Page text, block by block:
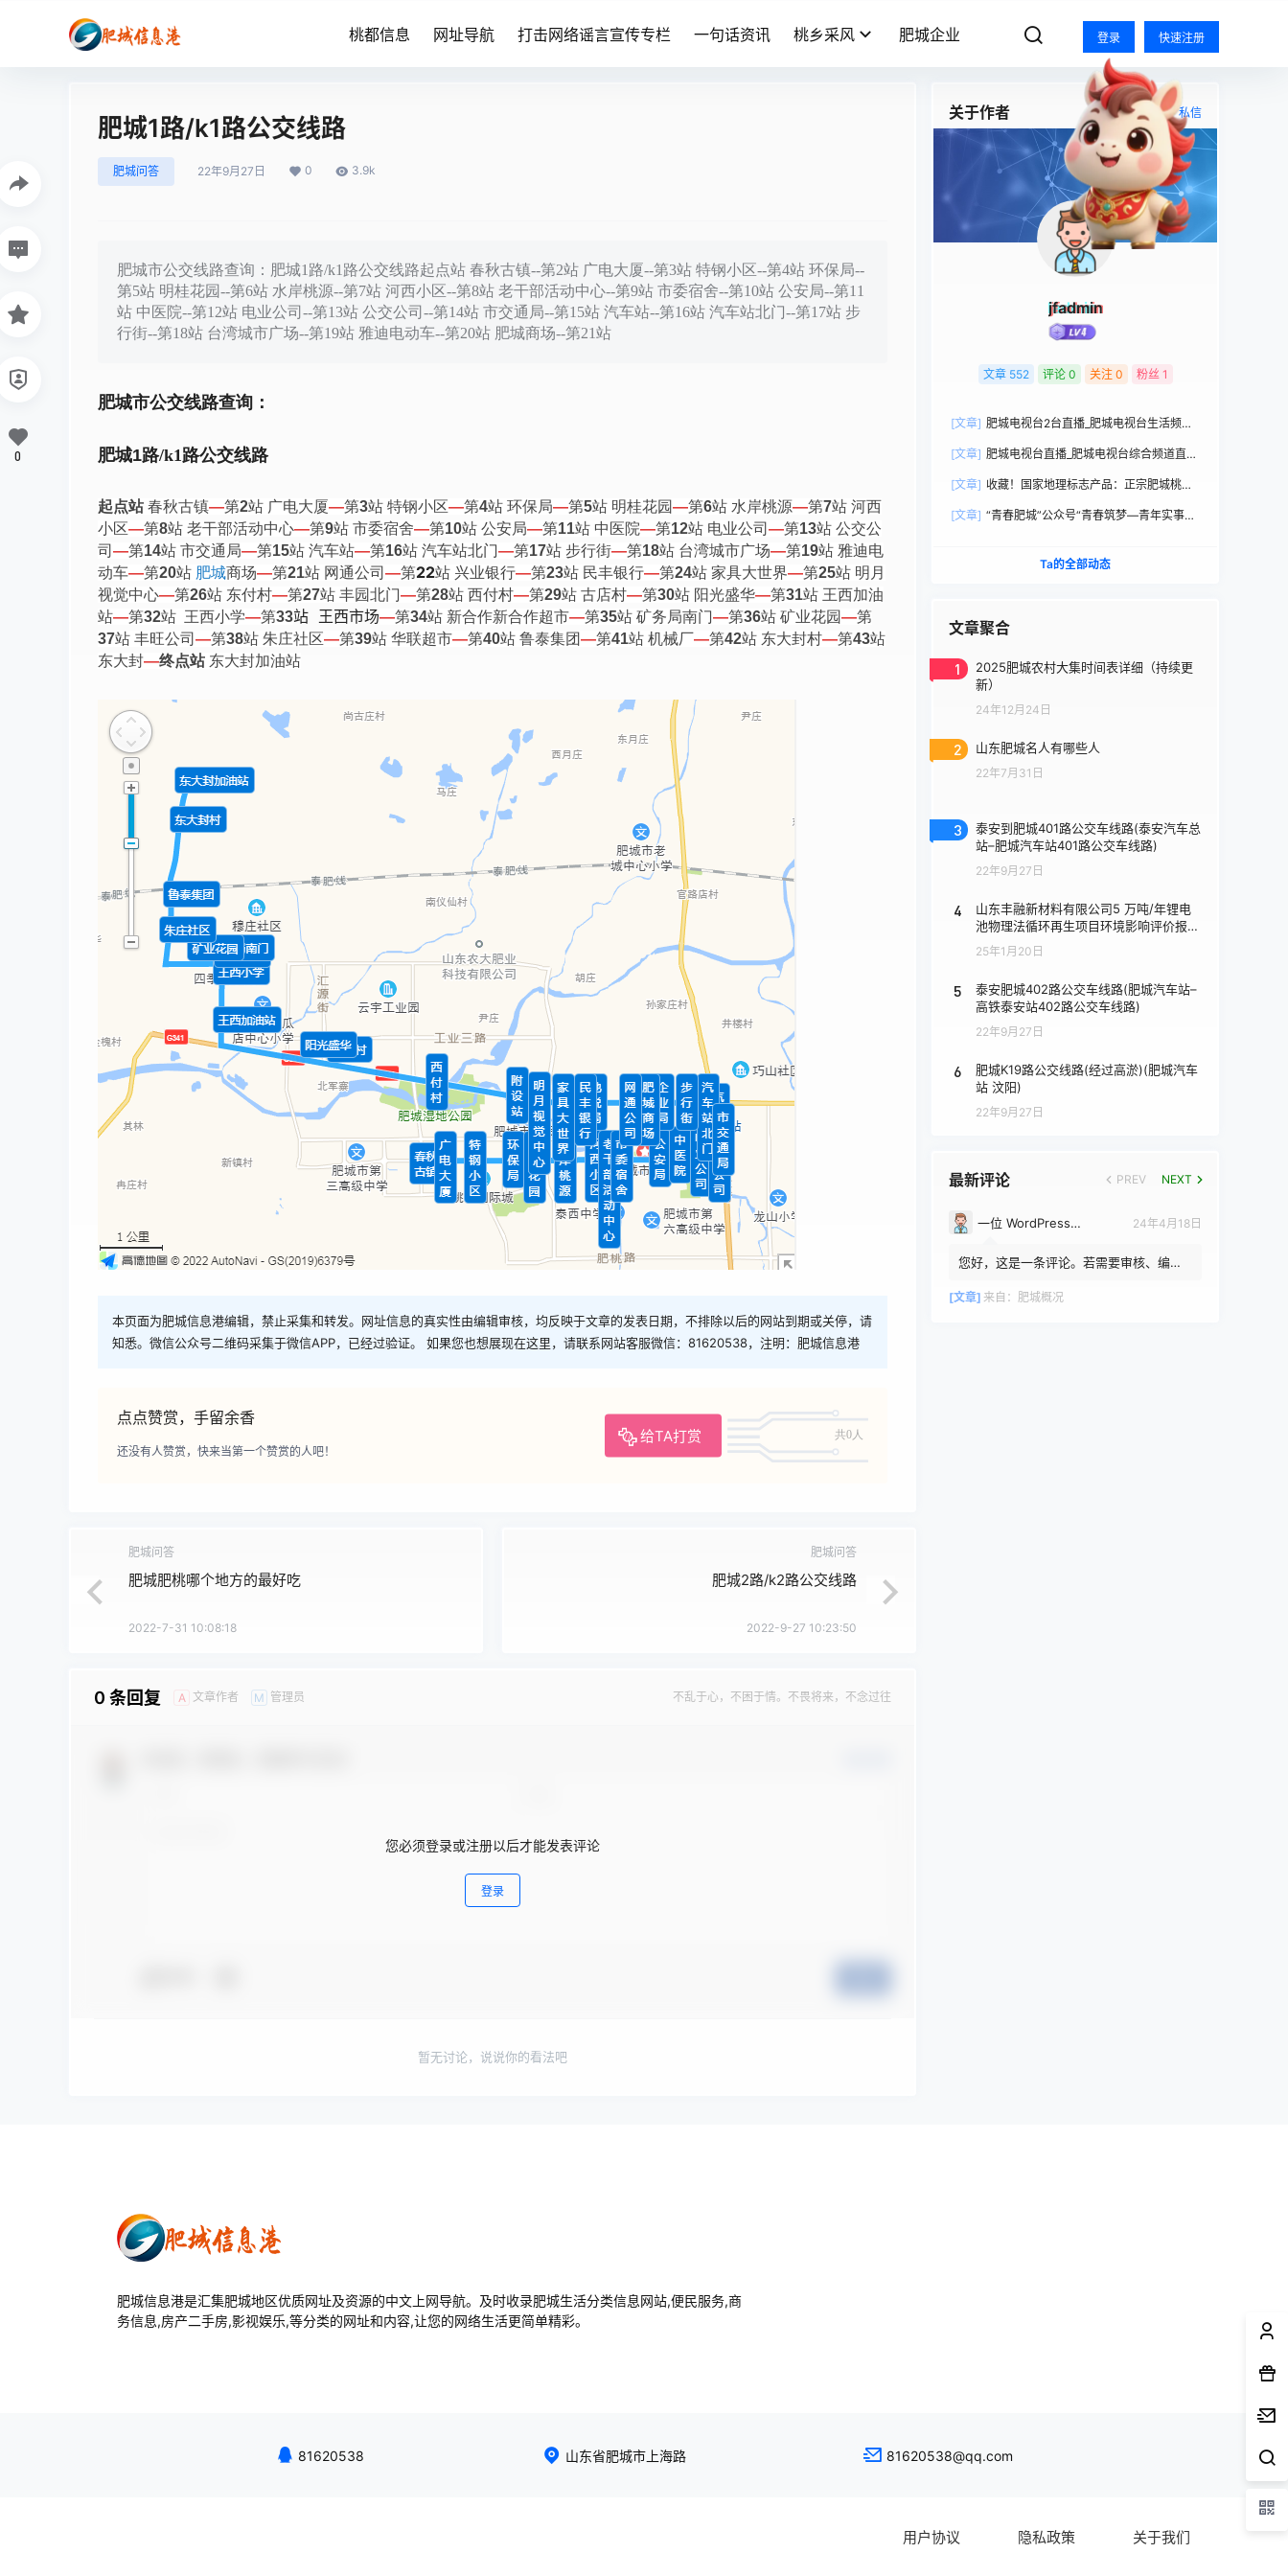
桃都信息 网址导航 打击网络谣言宣传专栏 一句话资讯 桃乡采风 肥城企业 登录 快速注册
肥城1路/k1路公交线路
肥城问答 22年9月27日 0 3.9k
肥城市公交线路查询：肥城1路/k1路公交线路起点站 春秋古镇--第2站 广电大厦--第3站 特钢小区--第4站 环保局--
第5站 明桂花园--第6站 水岸桃源--第7站 河西小区--第8站 老干部活动中心--第9站 市委宿舍--第10站 公安局--第11
站 中医院--第12站 电业公司--第13站 公交公司--第14站 市交通局--第15站 汽车站--第16站 汽车站北门--第17站 步
行街--第18站 台湾城市广场--第19站 雅迪电动车--第20站 肥城商场--第21站
肥城市公交线路查询：
肥城1路/k1路公交线路
起点站 春秋古镇—第2站 广电大厦—第3站 特钢小区—第4站 环保局—第5站 明桂花园—第6站 水岸桃源—第7站 河西
小区—第8站 老干部活动中心—第9站 市委宿舍—第10站 公安局—第11站 中医院—第12站 电业公司 —第13站 公交公
司 —第14站 市交通局—第15站 汽车站—第16站 汽车站北门—第17站 步行街—第18站 台湾城市广场—第19站 雅迪电
动车—第20站 肥城商场—第21站 网通公司 —第22站 兴业银行—第23站 民丰银行—第24站 家具大世界—第25站 明月
视觉中心—第26站 东付村—第27站 丰园北门—第28站 西付村—第29站 古店村—第30站 阳光盛华—第31站 王西加油
站—第32站 王西小学—第33站 王西市场—第34站 新合作新合作超市—第35站 矿务局南门—第36站 矿业花园—第
37站 丰旺公司 —第38站 朱庄社区—第39站 华联超市—第40站 鲁泰集团—第41站 机械厂—第42站 东大封村—第43站
东大封—终点站 东大封加油站
本页面为肥城信息港编辑，禁止采集和转发。网址信息的真实性由编辑审核，均反映于文章的发表日期，不排除以后的网站到期或关停，请
知悉。微信公众号二维码采集于微信APP，已经过验证。 如果您也想展现在这里，请联系网站客服微信：81620538，注明：肥城信息港
点点赞赏，手留余香
给TA打赏 共0人
还没有人赞赏，快来当第一个赞赏的人吧！
0
肥城问答
肥城肥桃哪个地方的最好吃
2022-7-31 10:08:18
肥城问答
肥城2路/k2路公交线路
2022-9-27 10:23:50
0 条回复 A 文章作者 M 管理员 不乱于心，不困于情。不畏将来，不念过往
您必须登录或注册以后才能发表评论
登录
暂无讨论，说说你的看法吧
关于作者 关注 私信
jfadmin
文章 552 评论 0 关注 0 粉丝 1
[文章] 肥城电视台2台直播_肥城电视台生活频道
[文章] 肥城电视台直播_肥城电视台综合频道直播
[文章] 收藏！国家地理标志产品：正宗肥城桃选
[文章] “青春肥城”公众号“青春筑梦—青年实事直
Ta的全部动态
文章聚合
1
2025肥城农村大集时间表详细（持续更
新）
24年12月24日
2 山东肥城名人有哪些人
22年7月31日
3
泰安到肥城401路公交车线路(泰安汽车总
站–肥城汽车站401路公交车线路)
22年9月27日
4
山东丰融新材料有限公司5 万吨/年锂电
池物理法循环再生项目环境影响评价报批
前公示
25年1月20日
5
泰安肥城402路公交车线路(肥城汽车站–
高铁泰安站402路公交车线路)
22年9月27日
6
肥城K19路公交线路(经过高淤)(肥城汽车
站 汶阳)
22年9月27日
最新评论 PREV NEXT
一位 WordPress 评论者 24年4月18日
您好，这是一条评论。若需要审核、编辑
评论者头像来自 Gravatar。
[文章] 来自： 肥城概况
肥城信息港是汇集肥城地区优质网址及资源的中文上网导航。及时收录肥城生活分类信息网站,便民服务,商
务信息,房产二手房,影视娱乐,等分类的网址和内容,让您的网络生活更简单精彩。
81620538 山东省肥城市上海路 81620538@qq.com
用户协议 隐私政策 关于我们